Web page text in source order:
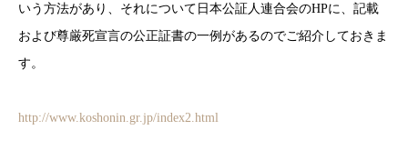
いう方法があり、それについて日本公証人連合会のHPに、記載
および尊厳死宣言の公正証書の一例があるのでご紹介しておきま
す。
http://www.koshonin.gr.jp/index2.html